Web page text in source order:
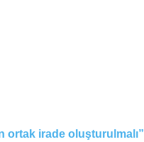
ortak irade oluşturulmalı”